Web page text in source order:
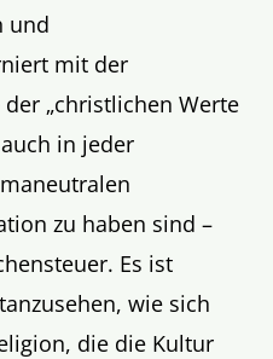
und
mit der
„christlichen Werte
in jeder
zu haben sind –
Es ist
wie sich
die die Kultur